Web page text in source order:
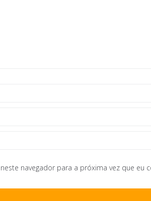
navegador para a próxima vez que eu